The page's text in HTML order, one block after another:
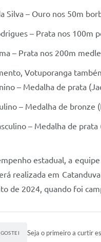
Silva – Ouro nos 50m
– Prata nos 100m
– Prata nos 200m
Votuporanga
– Medalha de prata
– Medalha de bronze
– Medalha de
estadual, a
realizada em
de 2024, quando foi
Seja o primeiro a curtir